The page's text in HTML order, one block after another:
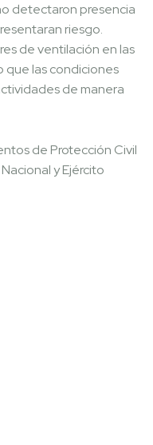
detectaron presencia
riesgo.
de ventilación en las
que las condiciones
de manera
de Protección Civil
y Ejército